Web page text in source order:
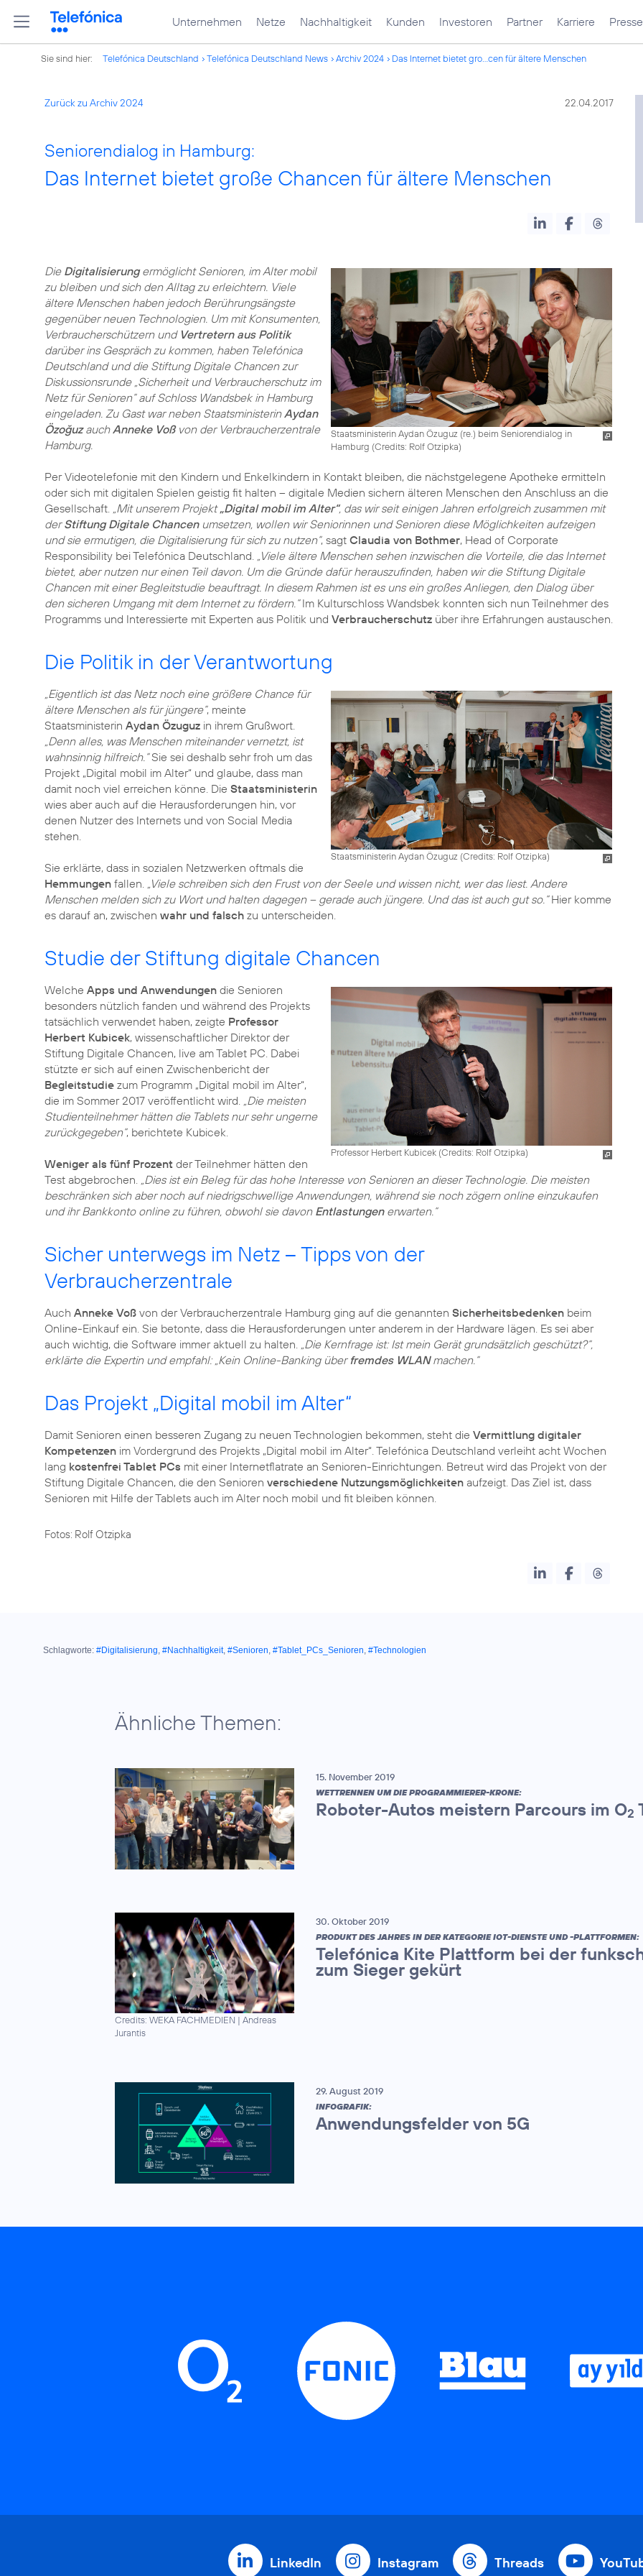
Unternehmen Netze Nachhaltigkeit Kunden Investoren Partner Karriere Presse
Sie sind hier: Telefónica Deutschland Telefónica Deutschland News Archiv 2024 Das Internet bietet gro...cen für ältere Menschen
Zurück zu Archiv 2024 22.04.2017
Seniorendialog in Hamburg:
Das Internet bietet große Chancen für ältere Menschen
Staatsministerin Aydan Özuguz (re.) beim Seniorendialog in
Hamburg (Credits: Rolf Otzipka)
Die Digitalisierungermöglicht Senioren, im Alter mobil
zu bleiben und sich den Alltag zu erleichtern. Viele
ältere Menschen haben jedoch Berührungsängste
gegenüber neuen Technologien. Um mit Konsumenten,
Verbraucherschützern und Vertretern aus Politik
darüber ins Gespräch zu kommen, haben Telefónica
Deutschland und die Stiftung Digitale Chancen zur
Diskussionsrunde „Sicherheit und Verbraucherschutz im
Netz für Senioren“ auf Schloss Wandsbek in Hamburg
eingeladen. Zu Gast war neben StaatsministerinAydan
ÖzoğuzauchAnneke Voßvon der Verbraucherzentrale
Hamburg.
Per Videotelefonie mit den Kindern und Enkelkindern in Kontakt bleiben, die nächstgelegene Apotheke ermitteln
oder sich mit digitalen Spielen geistig fit halten – digitale Medien sichern älteren Menschen den Anschluss an die
Gesellschaft. „Mit unserem Projekt„Digital mobil im Alter“, das wir seit einigen Jahren erfolgreich zusammen mit
derStiftung Digitale Chancenumsetzen, wollen wir Seniorinnen und Senioren diese Möglichkeiten aufzeigen
und sie ermutigen, die Digitalisierung für sich zu nutzen“, sagt Claudia von Bothmer, Head of Corporate
Responsibility bei Telefónica Deutschland. „Viele ältere Menschen sehen inzwischen die Vorteile, die das Internet
bietet, aber nutzen nur einen Teil davon. Um die Gründe dafür herauszufinden, haben wir die Stiftung Digitale
Chancen mit einer Begleitstudie beauftragt. In diesem Rahmen ist es uns ein großes Anliegen, den Dialog über
den sicheren Umgang mit dem Internet zu fördern.“Im Kulturschloss Wandsbek konnten sich nun Teilnehmer des
Programms und Interessierte mit Experten aus Politik und Verbraucherschutz über ihre Erfahrungen austauschen.
Die Politik in der Verantwortung
Staatsministerin Aydan Özuguz (Credits: Rolf Otzipka)
„Eigentlich ist das Netz noch eine größere Chance für
ältere Menschen als für jüngere“, meinte
Staatsministerin Aydan Özuguz in ihrem Grußwort.
„Denn alles, was Menschen miteinander vernetzt, ist
wahnsinnig hilfreich.“Sie sei deshalb sehr froh um das
Projekt „Digital mobil im Alter“ und glaube, dass man
damit noch viel erreichen könne. Die Staatsministerin
wies aber auch auf die Herausforderungen hin, vor
denen Nutzer des Internets und von Social Media
stehen.
Sie erklärte, dass in sozialen Netzwerken oftmals die
Hemmungen fallen. „Viele schreiben sich den Frust von der Seele und wissen nicht, wer das liest. Andere
Menschen melden sich zu Wort und halten dagegen – gerade auch jüngere. Und das ist auch gut so.“Hier komme
es darauf an, zwischen wahr und falsch zu unterscheiden.
Studie der Stiftung digitale Chancen
Professor Herbert Kubicek (Credits: Rolf Otzipka)
Welche Apps und Anwendungen die Senioren
besonders nützlich fanden und während des Projekts
tatsächlich verwendet haben, zeigte Professor
Herbert Kubicek, wissenschaftlicher Direktor der
Stiftung Digitale Chancen, live am Tablet PC. Dabei
stützte er sich auf einen Zwischenbericht der
Begleitstudie zum Programm „Digital mobil im Alter“,
die im Sommer 2017 veröffentlicht wird. „Die meisten
Studienteilnehmer hätten die Tablets nur sehr ungerne
zurückgegeben“, berichtete Kubicek.
Weniger als fünf Prozent der Teilnehmer hätten den
Test abgebrochen. „Dies ist ein Beleg für das hohe Interesse von Senioren an dieser Technologie. Die meisten
beschränken sich aber noch auf niedrigschwellige Anwendungen, während sie noch zögern online einzukaufen
und ihr Bankkonto online zu führen, obwohl sie davon Entlastungenerwarten.“
Sicher unterwegs im Netz – Tipps von der
Verbraucherzentrale
Auch Anneke Voß von der Verbraucherzentrale Hamburg ging auf die genannten Sicherheitsbedenken beim
Online-Einkauf ein. Sie betonte, dass die Herausforderungen unter anderem in der Hardware lägen. Es sei aber
auch wichtig, die Software immer aktuell zu halten. „Die Kernfrage ist: Ist mein Gerät grundsätzlich geschützt?“,
erklärte die Expertin und empfahl: „Kein Online-Banking überfremdes WLANmachen.“
Das Projekt „Digital mobil im Alter“
Damit Senioren einen besseren Zugang zu neuen Technologien bekommen, steht die Vermittlung digitaler
Kompetenzen im Vordergrund des Projekts „Digital mobil im Alter“. Telefónica Deutschland verleiht acht Wochen
lang kostenfrei Tablet PCs mit einer Internetflatrate an Senioren-Einrichtungen. Betreut wird das Projekt von der
Stiftung Digitale Chancen, die den Senioren verschiedene Nutzungsmöglichkeiten aufzeigt. Das Ziel ist, dass
Senioren mit Hilfe der Tablets auch im Alter noch mobil und fit bleiben können.
Fotos: Rolf Otzipka
Schlagworte: #Digitalisierung, #Nachhaltigkeit, #Senioren, #Tablet_PCs_Senioren, #Technologien
Ähnliche Themen:
15. November 2019
WETTRENNEN UM DIE PROGRAMMIERER-KRONE:
Roboter-Autos meistern Parcours im O2
Credits: WEKA FACHMEDIEN | Andreas
Jurantis
30. Oktober 2019
PRODUKT DES JAHRES IN DER KATEGORIE IOT-DIENSTE UND -PLATTFORMEN:
Telefónica Kite Plattform bei der
zum Sieger gekürt
29. August 2019
INFOGRAFIK:
Anwendungsfelder von 5G
LinkedIn Instagram Threads